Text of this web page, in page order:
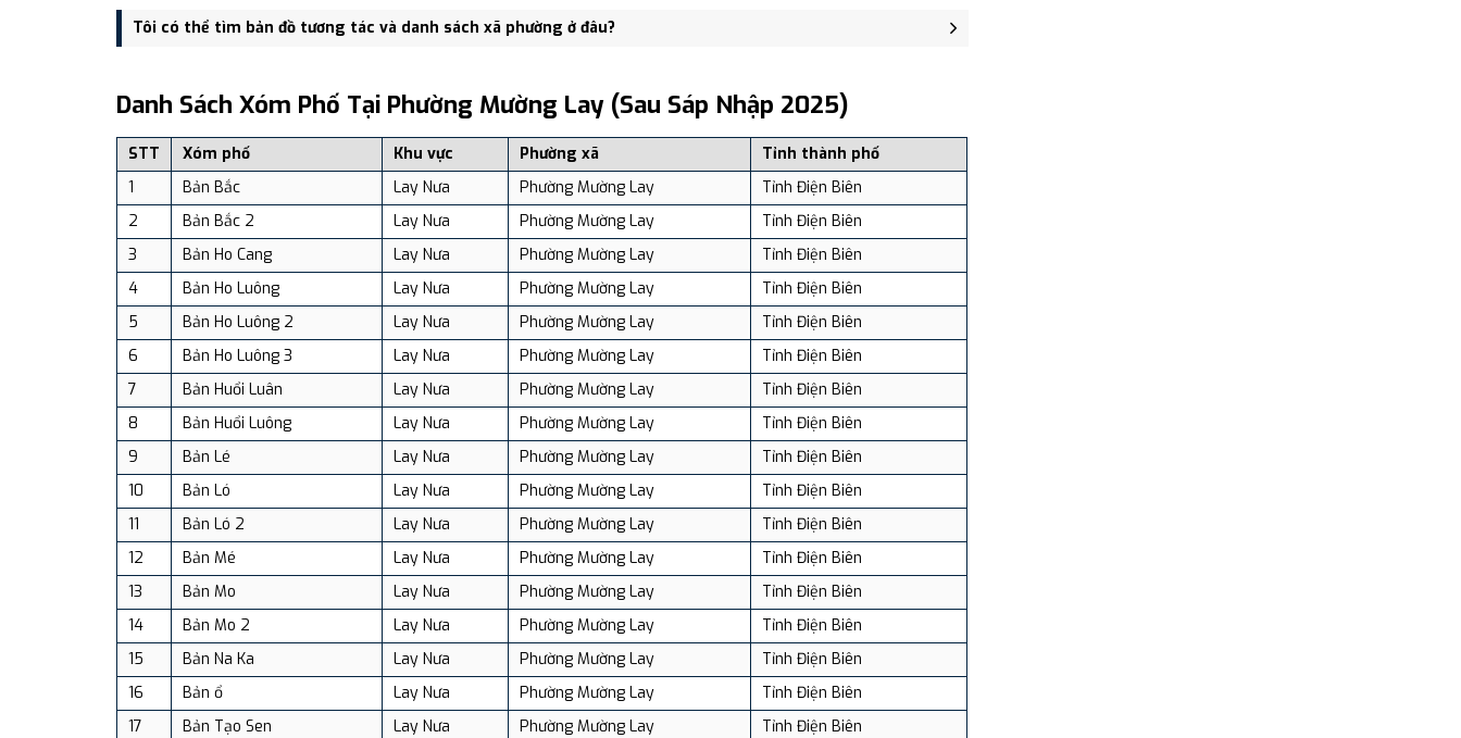
Phường Mường Lay có Diện tích: 222.65 km², Dân số: 18,208 người, Mật độ dân số: Khoảng 81.78 người/km²
Tôi có thể tìm bản đồ tương tác và danh sách xã phường ở đâu?
dịch vụ và du lịch uy tín tại Việt Nam.
Danh Sách Xóm Phố Tại Phường Mường Lay (sau Sáp Nhập 2025)
STT Xóm phố Khu vực Phường xã
Tỉnh thành phố
1
Bản Bắc Lay Nưa Phường Mường Lay
Tỉnh Điện Biên
2
Bản Bắc 2 Lay Nưa Phường Mường Lay
Tỉnh Điện Biên
3
Bản Ho Cang Lay Nưa Phường Mường Lay
Tỉnh Điện Biên
4
Bản Ho Luông Lay Nưa Phường Mường Lay
Tỉnh Điện Biên
5
Bản Ho Luông 2 Lay Nưa Phường Mường Lay
Tỉnh Điện Biên
6
Bản Ho Luông 3 Lay Nưa Phường Mường Lay
Tỉnh Điện Biên
7
Bản Huổi Luân Lay Nưa Phường Mường Lay
Tỉnh Điện Biên
8
Bản Huổi Luông Lay Nưa Phường Mường Lay
Tỉnh Điện Biên
9
Bản Lé Lay Nưa Phường Mường Lay
Tỉnh Điện Biên
10
Bản Ló Lay Nưa Phường Mường Lay
Tỉnh Điện Biên
11
Bản Ló 2 Lay Nưa Phường Mường Lay
Tỉnh Điện Biên
12
Bản Mé Lay Nưa Phường Mường Lay
Tỉnh Điện Biên
13
Bản Mo Lay Nưa Phường Mường Lay
Tỉnh Điện Biên
14
Bản Mo 2 Lay Nưa Phường Mường Lay
Tỉnh Điện Biên
15
Bản Na Ka Lay Nưa Phường Mường Lay
Tỉnh Điện Biên
16
Bản ổ Lay Nưa Phường Mường Lay
Tỉnh Điện Biên
17
Bản Tạo Sen Lay Nưa Phường Mường Lay
Tỉnh Điện Biên